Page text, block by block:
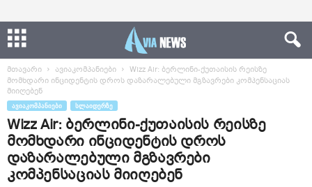
მთავარი ავიაკომპანიები
Wizz Air: ბერლინი-ქუთაისის რეისზე
მომხდარი ინციდენტის დროს დაზარალებული მგზავრები კომპენსაციას
მიიღებენ
ᲐᲕᲘᲐᲙᲝᲛᲞᲐᲜᲘᲔᲑᲘ ᲡᲚᲐᲘᲓᲔᲠᲖᲔ
Wizz Air: ბერლინი-ქუთაისის რეისზე
მომხდარი ინციდენტის დროს
დაზარალებული მგზავრები
კომპენსაციას მიიღებენ